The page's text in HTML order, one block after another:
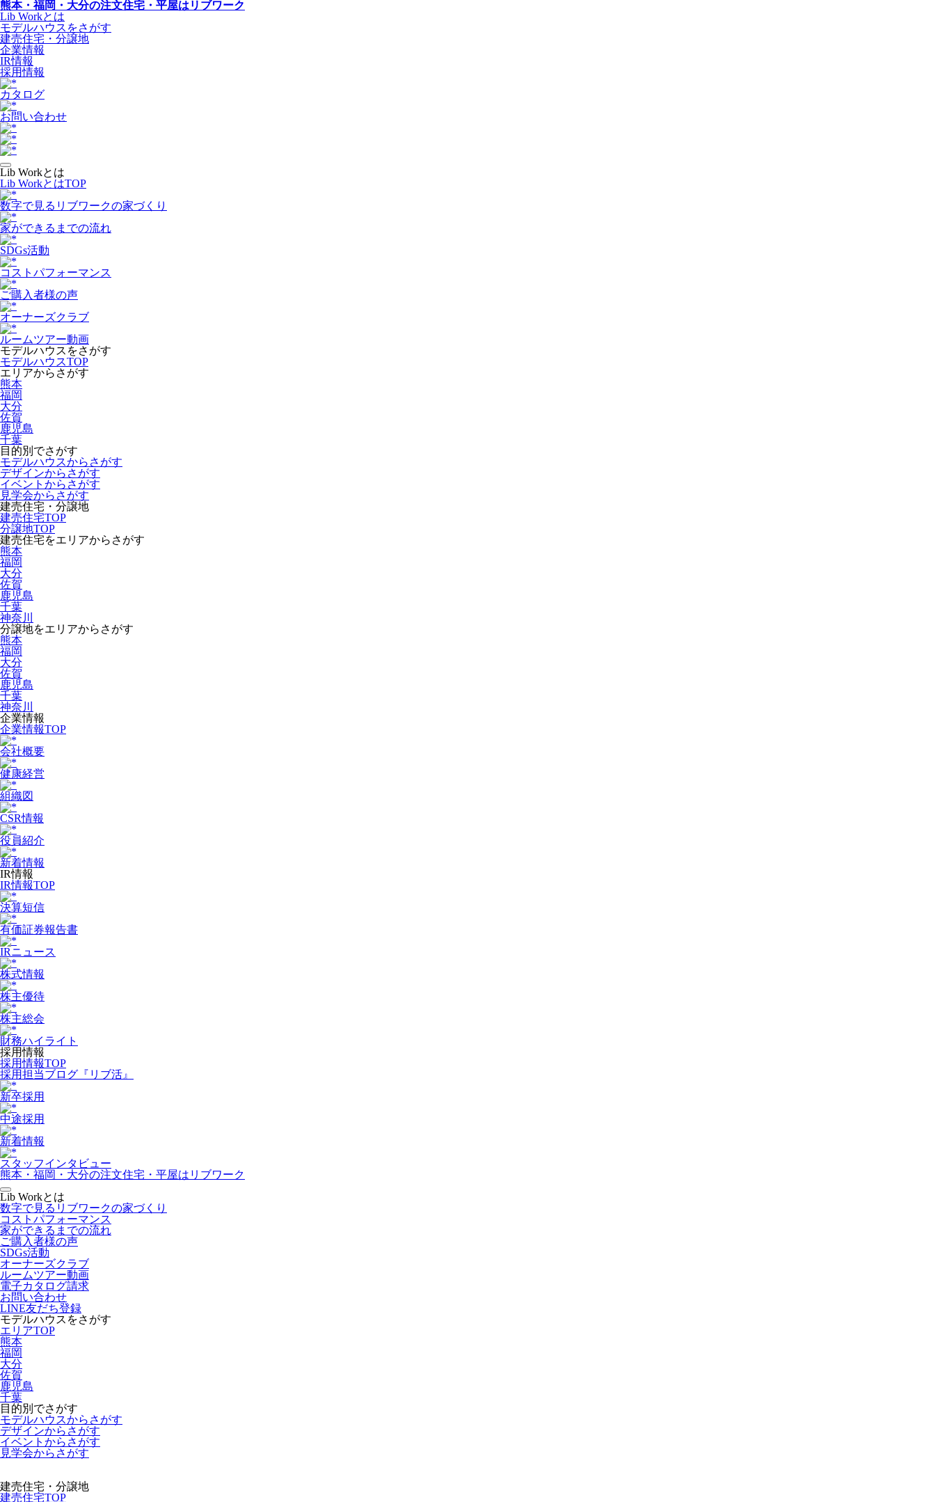
熊本・福岡・大分の注文住宅・平屋はリブワーク
Lib Workとは
モデルハウスをさがす
建売住宅・分譲地
企業情報
IR情報
採用情報
カタログ
お問い合わせ
Lib Workとは
Lib WorkとはTOP
数字で⾒るリブワークの家づくり
家ができるまでの流れ
SDGs活動
コストパフォーマンス
ご購入者様の声
オーナーズクラブ
ルームツアー動画
モデルハウスをさがす
モデルハウスTOP
エリアからさがす
熊本
福岡
大分
佐賀
鹿児島
千葉
目的別でさがす
モデルハウスからさがす
デザインからさがす
イベントからさがす
見学会からさがす
建売住宅・分譲地
建売住宅TOP
分譲地TOP
建売住宅をエリアからさがす
熊本
福岡
大分
佐賀
鹿児島
千葉
神奈川
分譲地をエリアからさがす
熊本
福岡
大分
佐賀
鹿児島
千葉
神奈川
企業情報
企業情報TOP
会社概要
健康経営
組織図
CSR情報
役員紹介
新着情報
IR情報
IR情報TOP
決算短信
有価証券報告書
IRニュース
株式情報
株主優待
株主総会
財務ハイライト
採用情報
採用情報TOP
採用担当ブログ『リブ活』
新卒採用
中途採用
新着情報
スタッフインタビュー
熊本・福岡・大分の注文住宅・平屋はリブワーク
Lib Workとは
数字で見るリブワークの家づくり
コストパフォーマンス
家ができるまでの流れ
ご購入者様の声
SDGs活動
オーナーズクラブ
ルームツアー動画
電子カタログ請求
お問い合わせ
LINE友だち登録
モデルハウスをさがす
エリアTOP
熊本
福岡
大分
佐賀
鹿児島
千葉
目的別でさがす
モデルハウスからさがす
デザインからさがす
イベントからさがす
見学会からさがす
建売住宅・分譲地
建売住宅TOP